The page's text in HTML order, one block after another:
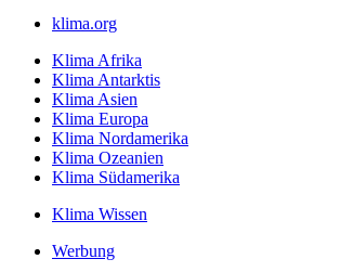
klima.org
Klima Afrika
Klima Antarktis
Klima Asien
Klima Europa
Klima Nordamerika
Klima Ozeanien
Klima Südamerika
Klima Wissen
Werbung